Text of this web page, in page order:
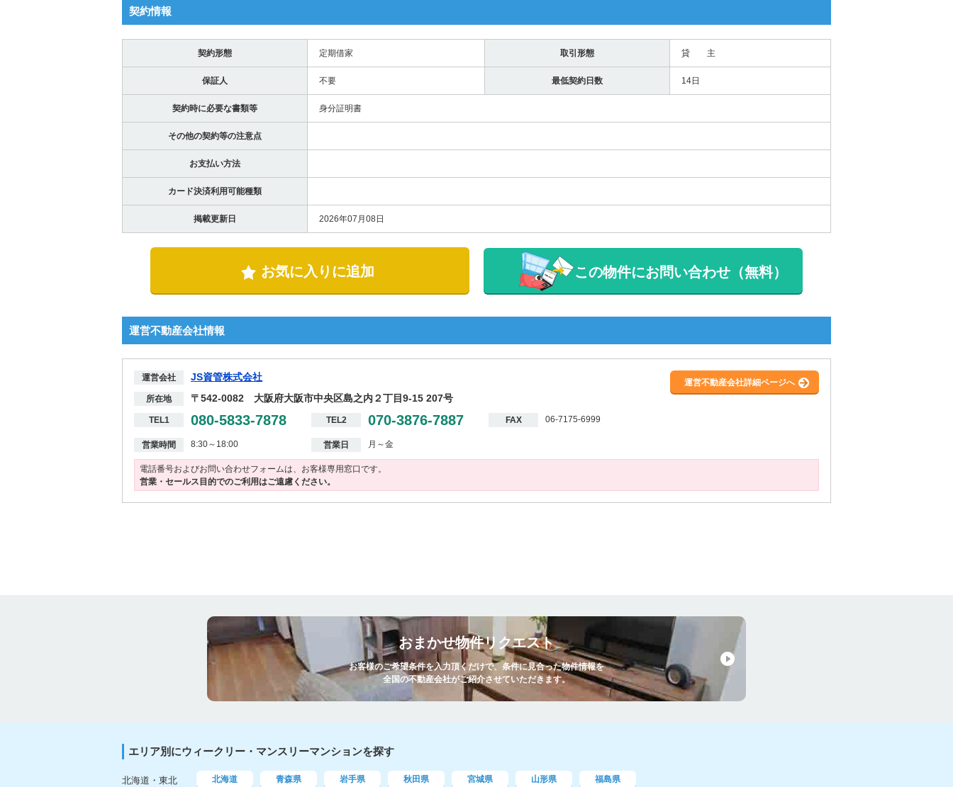
契約情報
契約形態 定期借家 取引形態 貸 主
保証人 不要 最低契約日数 14日
契約時に必要な書類等 身分証明書
その他の契約等の注意点
お支払い方法
カード決済利用可能種類
掲載更新日 2026年07月08日
お気に入りに追加 この物件にお問い合わせ（無料）
運営不動産会社情報
運営会社 JS資管株式会社
所在地 〒542-0082 大阪府大阪市中央区島之内２丁目9-15 207号
TEL1 080-5833-7878 TEL2 070-3876-7887 FAX 06-7175-6999
営業時間 8:30～18:00 営業日 月～金
運営不動産会社詳細ページへ
電話番号およびお問い合わせフォームは、お客様専用窓口です。
営業・セールス目的でのご利用はご遠慮ください。
おまかせ物件リクエスト
お客様のご希望条件を入力頂くだけで、条件に見合った物件情報を
全国の不動産会社がご紹介させていただきます。
エリア別にウィークリー・マンスリーマンションを探す
北海道・東北 北海道 青森県 岩手県 秋田県 宮城県 山形県 福島県